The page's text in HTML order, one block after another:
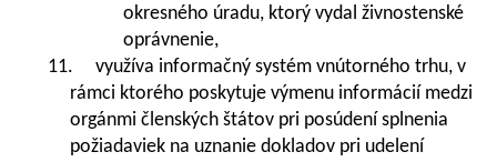
okresného úradu, ktorý vydal živnostenské
oprávnenie,
11. využíva informačný systém vnútorného trhu, v
rámci ktorého poskytuje výmenu informácií medzi
orgánmi členských štátov pri posúdení splnenia
požiadaviek na uznanie dokladov pri udelení